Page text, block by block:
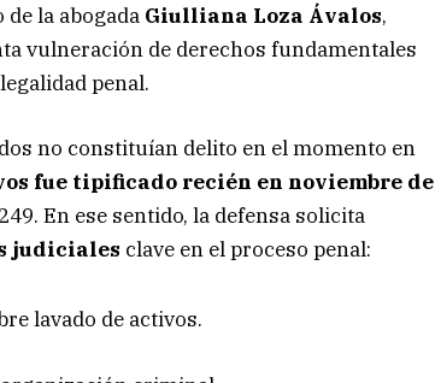
la abogada Giulliana Loza Ávalos,
vulneración de derechos fundamentales
penal.
no constituían delito en el momento en
fue tipificado recién en noviembre de
En ese sentido, la defensa solicita
judiciales clave en el proceso penal:
lavado de activos.